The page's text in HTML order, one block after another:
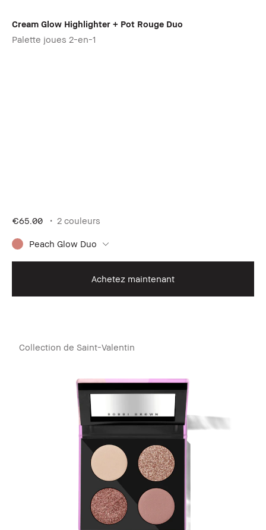
Cream Glow Highlighter + Pot Rouge Duo
Palette joues 2-en-1
€65.00 2 couleurs
Peach Glow Duo
Achetez maintenant
Collection de Saint-Valentin